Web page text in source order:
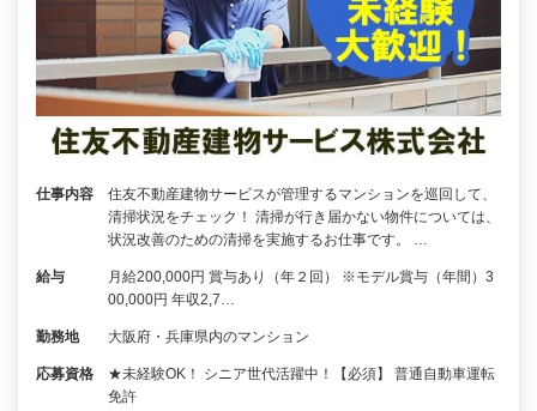
仕事内容
住友不動産建物サービスが管理するマンションを巡回して、
清掃状況をチェック！ 清掃が行き届かない物件については、
状況改善のための清掃を実施するお仕事です。 …
給与
月給200,000円 賞与あり（年２回） ※モデル賞与（年間）3
00,000円 年収2,7…
勤務地 大阪府・兵庫県内のマンション
応募資格
★未経験OK！ シニア世代活躍中！【必須】 普通自動車運転
免許